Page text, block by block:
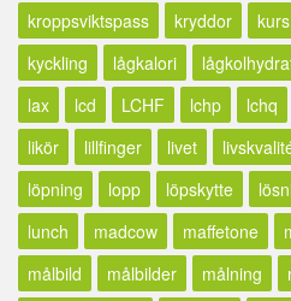
kroppsviktspass
kryddor kurs
kyckling
lågkalori
lax
lcd LCHF lchp lchq
likör
lillfinger livet
löpning
lopp löpskytte
lunch
madcow maffetone
målbild
målbilder målning